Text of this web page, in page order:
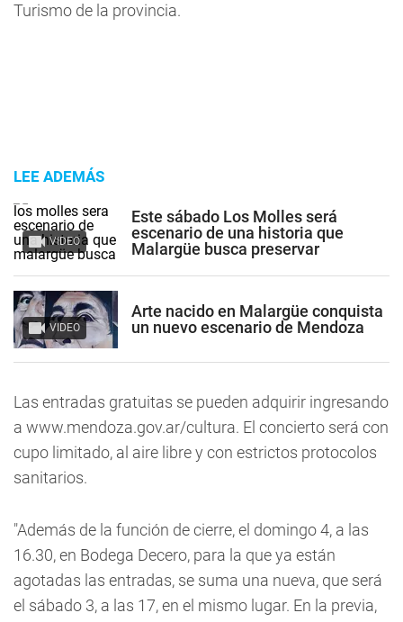
Turismo de la provincia.
LEE ADEMÁS
VIDEO
Este sábado Los Molles será
escenario de una historia que
Malargüe busca preservar
VIDEO
Arte nacido en Malargüe conquista
un nuevo escenario de Mendoza
Las entradas gratuitas se pueden adquirir ingresando
a www.mendoza.gov.ar/cultura. El concierto será con
cupo limitado, al aire libre y con estrictos protocolos
sanitarios.
"Además de la función de cierre, el domingo 4, a las
16.30, en Bodega Decero, para la que ya están
agotadas las entradas, se suma una nueva, que será
el sábado 3, a las 17, en el mismo lugar. En la previa,